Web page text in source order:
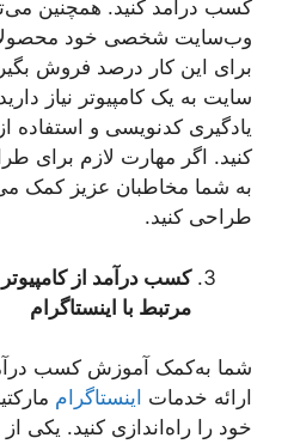
کسب درآمد کنید. همچنین
وب‌سایت شخصی خود
برای این کار درصد فروش
سایت به یک کامپیوتر نیاز
یادگیری کدنویسی و
کنید. اگر مهارت لازم برای
به شما مخاطبان عزیز کمک
طراحی کنید.
کسب درآمد از
مرتبط با اینستاگرام
شما به‌کمک آموزش کسب
ارائه خدمات اینستاگرام
خود را راه‌اندازی کنید. یکی